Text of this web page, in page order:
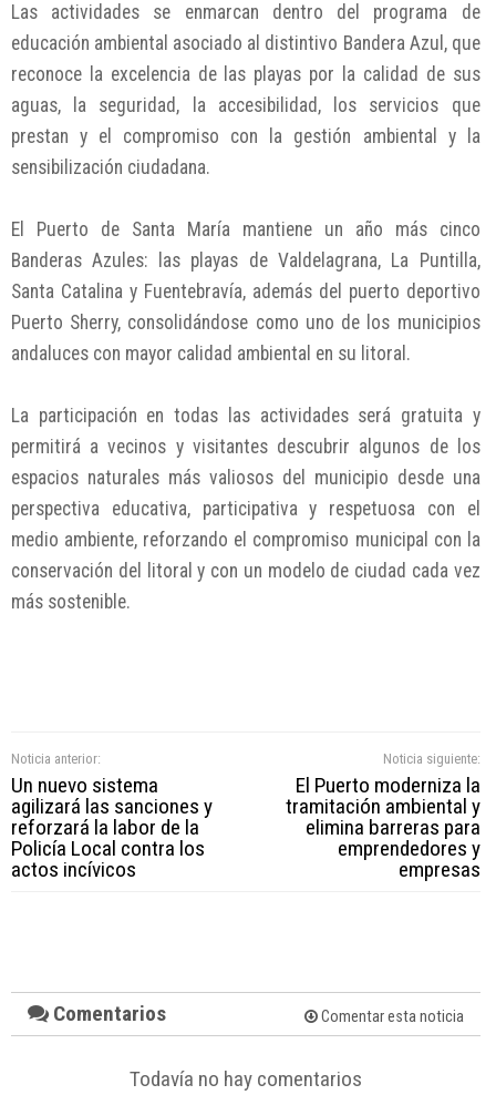
Las actividades se enmarcan dentro del programa de
educación ambiental asociado al distintivo Bandera Azul, que
reconoce la excelencia de las playas por la calidad de sus
aguas, la seguridad, la accesibilidad, los servicios que
prestan y el compromiso con la gestión ambiental y la
sensibilización ciudadana.
El Puerto de Santa María mantiene un año más cinco
Banderas Azules: las playas de Valdelagrana, La Puntilla,
Santa Catalina y Fuentebravía, además del puerto deportivo
Puerto Sherry, consolidándose como uno de los municipios
andaluces con mayor calidad ambiental en su litoral.
La participación en todas las actividades será gratuita y
permitirá a vecinos y visitantes descubrir algunos de los
espacios naturales más valiosos del municipio desde una
perspectiva educativa, participativa y respetuosa con el
medio ambiente, reforzando el compromiso municipal con la
conservación del litoral y con un modelo de ciudad cada vez
más sostenible.
Noticia anterior:
Un nuevo sistema
agilizará las sanciones y
reforzará la labor de la
Policía Local contra los
actos incívicos
Noticia siguiente:
El Puerto moderniza la
tramitación ambiental y
elimina barreras para
emprendedores y
empresas
Comentarios Comentar esta noticia
Todavía no hay comentarios